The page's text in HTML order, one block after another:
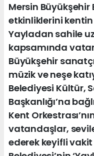
Mersin
etkinliklerini
Yayladan sahile
kapsamında
Büyükşehir
müzik ve neşe
Belediyesi Kültür,
Başkanlığı’na
Kent
vatandaşlar,
ederek keyifli